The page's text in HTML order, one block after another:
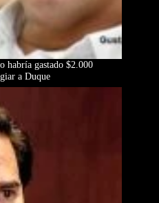
habría gastado $2.000
a Duque